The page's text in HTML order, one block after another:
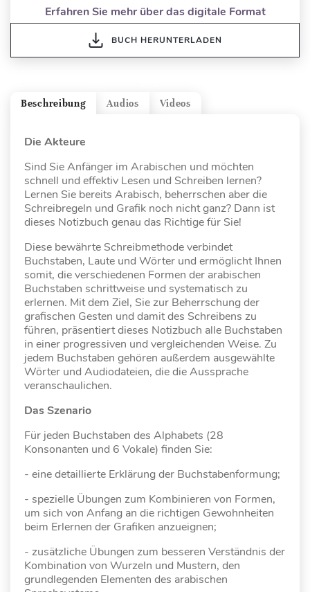
Erfahren Sie mehr über das digitale Format
BUCH HERUNTERLADEN
Videos
Audios
Beschreibung
Die Akteure
Sind Sie Anfänger im Arabischen und möchten
schnell und effektiv Lesen und Schreiben lernen?
Lernen Sie bereits Arabisch, beherrschen aber die
Schreibregeln und Grafik noch nicht ganz? Dann ist
dieses Notizbuch genau das Richtige für Sie!
Diese bewährte Schreibmethode verbindet
Buchstaben, Laute und Wörter und ermöglicht Ihnen
somit, die verschiedenen Formen der arabischen
Buchstaben schrittweise und systematisch zu
erlernen. Mit dem Ziel, Sie zur Beherrschung der
grafischen Gesten und damit des Schreibens zu
führen, präsentiert dieses Notizbuch alle Buchstaben
in einer progressiven und vergleichenden Weise. Zu
jedem Buchstaben gehören außerdem ausgewählte
Wörter und Audiodateien, die die Aussprache
veranschaulichen.
Das Szenario
Für jeden Buchstaben des Alphabets (28
Konsonanten und 6 Vokale) finden Sie:
- eine detaillierte Erklärung der Buchstabenformung;
- spezielle Übungen zum Kombinieren von Formen,
um sich von Anfang an die richtigen Gewohnheiten
beim Erlernen der Grafiken anzueignen;
- zusätzliche Übungen zum besseren Verständnis der
Kombination von Wurzeln und Mustern, den
grundlegenden Elementen des arabischen